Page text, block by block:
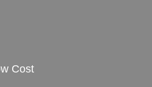
Cost